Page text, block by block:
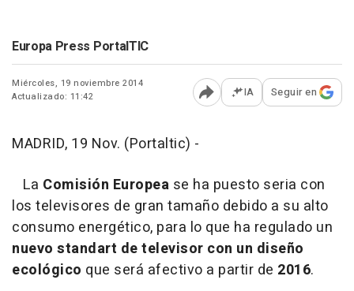
Europa Press PortalTIC
Miércoles, 19 noviembre 2014
Actualizado: 11:42
Abrir opciones para
IA Seguir en
MADRID, 19 Nov. (Portaltic) -
La Comisión Europea se ha puesto seria con
los televisores de gran tamaño debido a su alto
consumo energético, para lo que ha regulado un
nuevo standart de televisor con un diseño
ecológico que será afectivo a partir de 2016.